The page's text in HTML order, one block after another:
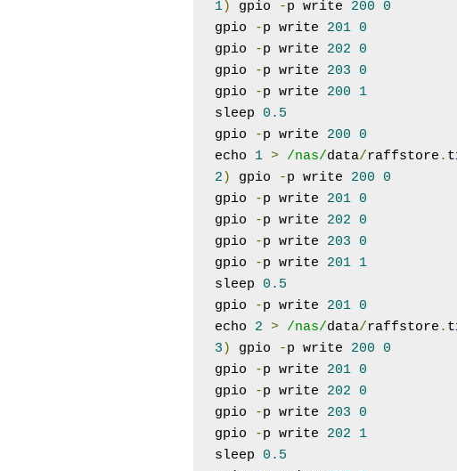
1) gpio -p write 200
0
gpio
-p write 201
0
gpio
-p write 202
0
gpio
-p write 203
0
gpio
-p write 200
1
sleep 0.5
gpio
-p write 200
0
echo 1 > /nas/data/raffstore .
2 ) gpio -p write 200
0
gpio
-p write 201
0
gpio
-p write 202
0
gpio
-p write 203
0
gpio
-p write 201
1
sleep 0.5
gpio
-p write 201
0
echo 2 > /nas/data/raffstore .
3 ) gpio -p write 200
0
gpio
-p write 201
0
gpio
-p write 202
0
gpio
-p write 203
0
gpio
-p write 202
1
sleep 0.5